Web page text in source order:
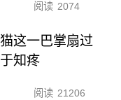
阅读 2074
这一巴掌扇过
知疼
阅读 21206